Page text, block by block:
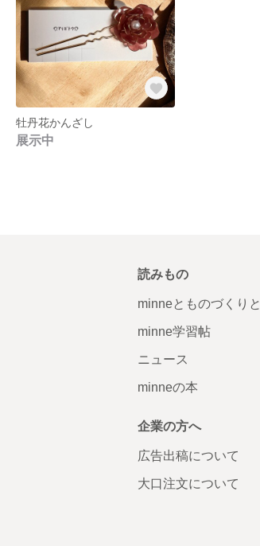
牡丹花かんざし
展示中
読みもの
minneとものづくりと
minne学習帖
ニュース
minneの本
企業の方へ
広告出稿について
大口注文について